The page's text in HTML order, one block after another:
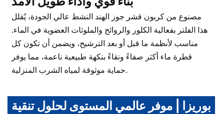
مصنوع من كربون قشر جوز الهند النشط عالي الجودة، يُقلل
هذا الفلتر بفعالية الكلور والروائح والملوثات العضوية في الماء.
مناسب لأنظمة ما قبل أو بعد الترشيح، ويضمن أن تكون كل
قطرة ماء أكثر صفاءً ونقاءً بنكهة طبيعية ناعمة، مما يوفر
حماية موثوقة لمياه الشرب المنزلية.
بوريزا | موفر عالمي المستوى لحلول تنقية